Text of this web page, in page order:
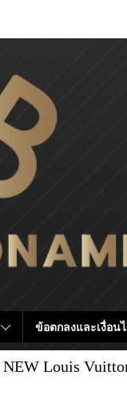
ข้อตกลงและเงื่อน
NEW Louis